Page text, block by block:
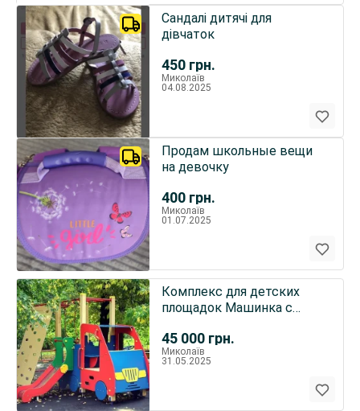
450 грн.
Сандалі дитячі для
дівчаток
Миколаїв
04.08.2025
400 грн.
Продам школьные вещи
на девочку
Миколаїв
01.07.2025
45 000 грн.
Комплекс для детских
площадок Машинка с
комплексом
Миколаїв
31.05.2025